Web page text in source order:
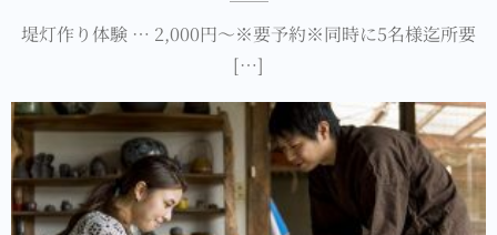
堤灯作り体験 … 2,000円～※要予約※同時に5名様迄所要
[…]